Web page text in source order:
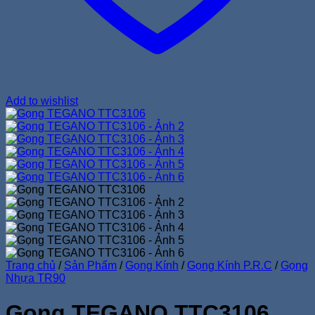
Add to wishlist
Trang chủ / Sản Phẩm / Gọng Kính / Gọng Kính P.R.C / Gọng
Nhựa TR90